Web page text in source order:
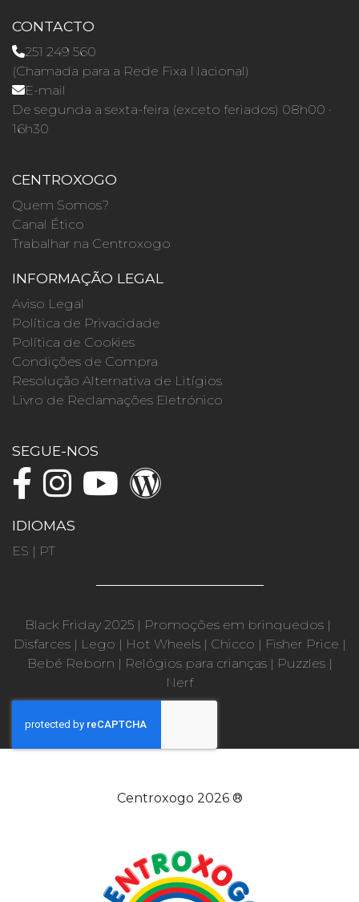
CONTACTO
251 249 560
(Chamada para a Rede Fixa Nacional)
E-mail
De segunda a sexta-feira (exceto feriados) 08h00 ·
16h30
CENTROXOGO
Quem Somos?
Canal Ético
Trabalhar na Centroxogo
INFORMAÇÃO LEGAL
Aviso Legal
Política de Privacidade
Política de Cookies
Condições de Compra
Resolução Alternativa de Litígios
Livro de Reclamações Eletrónico
SEGUE-NOS
IDIOMAS
ES | PT
Black Friday 2025 | Promoções em brinquedos |
Disfarces| Lego | Hot Wheels| Chicco | Fisher Price |
Bebé Reborn | Relógios para crianças| Puzzles|
Nerf
Centroxogo 2026 ®